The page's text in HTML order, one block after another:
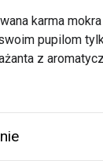
karma
pupilom
z